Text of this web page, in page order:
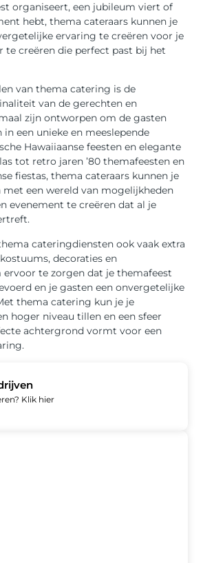
organiseert, een jubileum viert of
hebt, thema cateraars kunnen je
ervaring te creëren voor je
te creëren die perfect past bij het
van thema catering is de
van de gerechten en
zijn ontworpen om de gasten
een unieke en meeslepende
Hawaiiaanse feesten en elegante
tot retro jaren ’80 themafeesten en
fiestas, thema cateraars kunnen je
met een wereld van mogelijkheden
evenement te creëren dat al je
cateringdiensten ook vaak extra
decoraties en
te zorgen dat je themafeest
en je gasten een onvergetelijke
thema catering kun je je
hoger niveau tillen en een sfeer
achtergrond vormt voor een
Klik hier